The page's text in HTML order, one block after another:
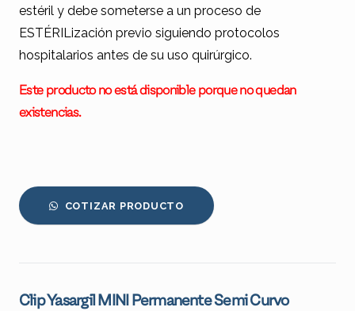
estéril y debe someterse a un proceso de
ESTÉRILización previo siguiendo protocolos
hospitalarios antes de su uso quirúrgico.
Este producto no está disponible porque no quedan
existencias.
COTIZAR PRODUCTO
Clip Yasargil MINI Permanente Semi Curvo